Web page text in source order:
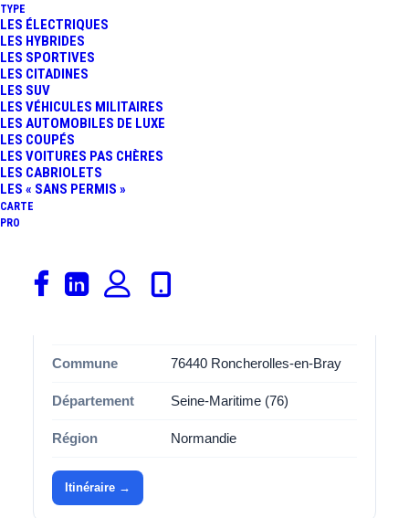
TYPE
LES ÉLECTRIQUES
LES HYBRIDES
LES SPORTIVES
LES CITADINES
LES SUV
LES VÉHICULES MILITAIRES
LES AUTOMOBILES DE LUXE
LES COUPÉS
LES VOITURES PAS CHÈRES
LES CABRIOLETS
LES « SANS PERMIS »
CARTE
PRO
trajets du quotidien ou les longues distances.
Avec ses
spécialement aménagée pour accueillir les covoitureurs
dans des bonnes conditions. Que vous soyez conducteur
ou passager, vous apprécierez l’organisation et l’espace
disponibles, pensés pour améliorer l’expérience de
covoiturage.
Catégorie
Commune 76440 Roncherolles-en-Bray
Département Seine-Maritime (76)
Région Normandie
Itinéraire →